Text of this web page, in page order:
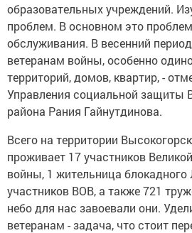
образовательных учреждений.
проблем. В основном это
обслуживания. В весенний
ветеранам войны, особенно
территорий, домов, квартир, -
Управления социальной защиты
района Рания Гайнутдинова.
Всего на территории
проживает 17 участников
войны, 1 жительница
участников ВОВ, а также 721
небо для нас завоевали они.
ветеранам - задача, что стоит